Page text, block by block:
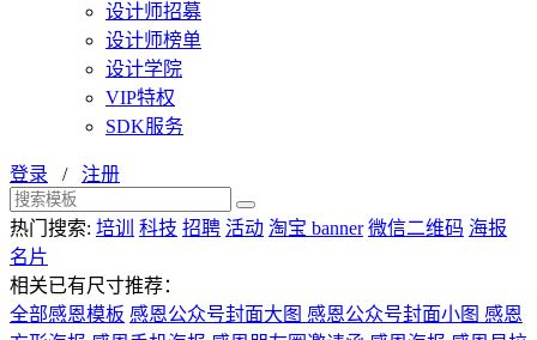
设计师招募
设计师榜单
设计学院
VIP特权
SDK服务
登录 / 注册
热门搜索: 培训 科技 招聘 活动 淘宝 banner 微信二维码 海报
名片
相关已有尺寸推荐：
全部感恩模板 感恩公众号封面大图 感恩公众号封面小图 感恩